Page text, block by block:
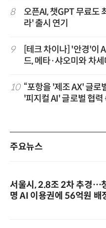
8
오픈AI, 챗GPT 무료도
라' 출시 연기
9
[테크 차이나] '안경'이
드, 메타·샤오미와 차
10 “포항을 '제조 AX' 글
'피지컬 AI' 글로벌 협력
주요뉴스
서울시, 2.8조 2차 추경…
명 AI 이용권에 56억원 배